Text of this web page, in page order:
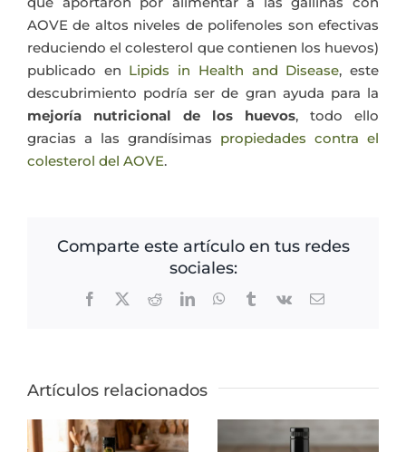
AOVE de altos niveles de polifenoles son efectivas
reduciendo el colesterol que contienen los huevos)
publicado en Lipids in Health and Disease, este
descubrimiento podría ser de gran ayuda para la
mejoría nutricional de los huevos, todo ello
gracias a las grandísimas propiedades contra el
colesterol del AOVE.
Comparte este artículo en tus redes
sociales:
Facebook
X RedditLinkedInWhatsApp
TumblrVk
Correo
Artículos relacionados